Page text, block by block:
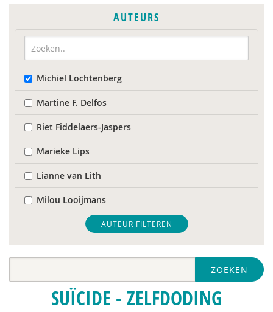
AUTEURS
Michiel Lochtenberg
Martine F. Delfos
Riet Fiddelaers-Jaspers
Marieke Lips
Lianne van Lith
Milou Looijmans
Monique van ’t Erve
Toon Verlaan
AUTEUR FILTEREN
ZOEKEN
SUÏCIDE - ZELFDODING